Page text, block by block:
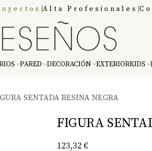
Alta Profesionales
PARED DECORACIÓN EXTERIORKIDS
SENTADA RESINA NEGRA
FIGURA
123,32 €